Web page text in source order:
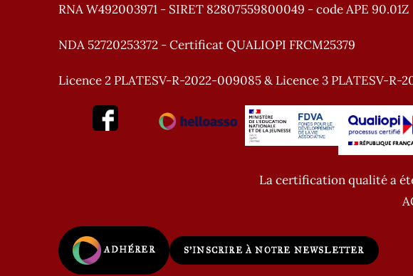
RNA W492003971 - SIRET 82807559800049 - code APE 90.01Z
NDA 52720253372 - Certificat QUALIOPI FRCM25379
Licence 2 PLATESV-R-2022-009085 & Licence 3 PLATESV-R-
La certification qualité a
ADHÉRER S'INSCRIRE À NOTRE NEWSLETTER